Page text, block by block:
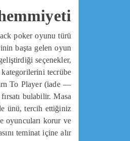
poker oyunu türü
başta gelen oyun
seçenekler,
tecrübe
To Player (iade —
bulabilir. Masa
ünü, tercih ettiğiniz
oyuncuları korur ve
teminat içine alır.